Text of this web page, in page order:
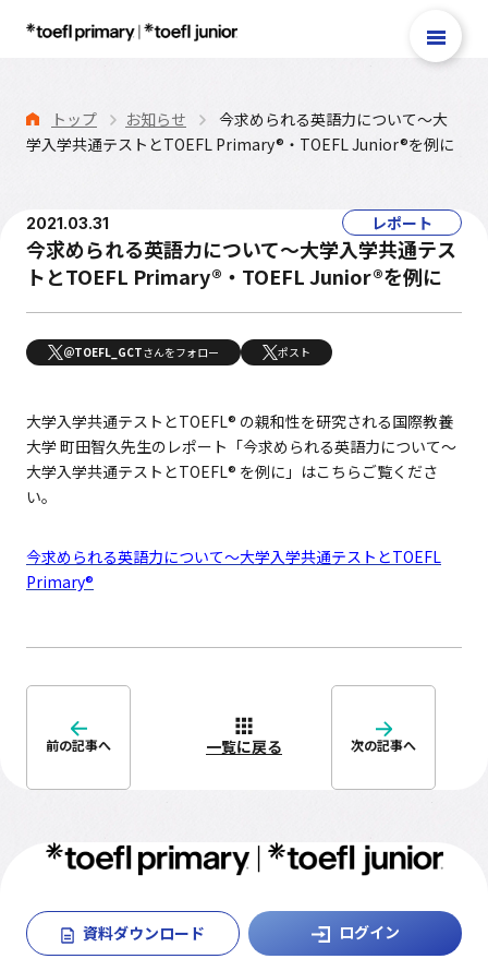
TOEFL Primary®
テスト案内
TOEFL Primary®
Reading＆Listening
Step 1・Step 2
TOEFL Primary®Writing
Reading＆Listening
お申し込み
トップ お知らせ
今求められる英語力について～大
学入学共通テストとTOEFL Primary®・TOEFL Junior®を例に
2021.03.31 レポート
今求められる英語力について～大学入学共通テス
トとTOEFL Primary®・TOEFL Junior®を例に
＠TOEFL_GCTさんをフォロー ポスト
大学入学共通テストとTOEFL® の親和性を研究される国際教養
大学 町田智久先生のレポート「今求められる英語力について～
大学入学共通テストとTOEFL® を例に」はこちらご覧くださ
い。
今求められる英語力について～大学入学共通テストとTOEFL
Primary®
前の記事へ 一覧に戻る 次の記事へ
資料ダウンロード ログイン